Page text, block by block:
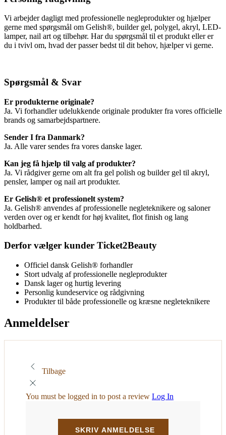
Vi arbejder dagligt med professionelle negleprodukter og hjælper
gerne med spørgsmål om Gelish®, builder gel, polygel, akryl, LED-
lamper, nail art og tilbehør. Har du spørgsmål til et produkt eller er
du i tvivl om, hvad der passer bedst til dit behov, hjælper vi gerne.
Spørgsmål & Svar
Er produkterne originale?
Ja. Vi forhandler udelukkende originale produkter fra vores officielle
brands og samarbejdspartnere.
Sender I fra Danmark?
Ja. Alle varer sendes fra vores danske lager.
Kan jeg få hjælp til valg af produkter?
Ja. Vi rådgiver gerne om alt fra gel polish og builder gel til akryl,
pensler, lamper og nail art produkter.
Er Gelish® et professionelt system?
Ja. Gelish® anvendes af professionelle negleteknikere og saloner
verden over og er kendt for høj kvalitet, flot finish og lang
holdbarhed.
Derfor vælger kunder Ticket2Beauty
Officiel dansk Gelish® forhandler
Stort udvalg af professionelle negleprodukter
Dansk lager og hurtig levering
Personlig kundeservice og rådgivning
Produkter til både professionelle og kræsne negleteknikere
Anmeldelser
Tilbage
You must be logged in to post a review Log In